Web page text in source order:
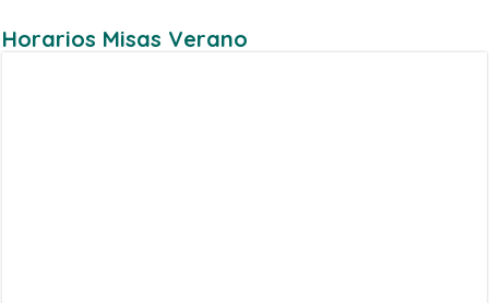
Horarios Misas Verano